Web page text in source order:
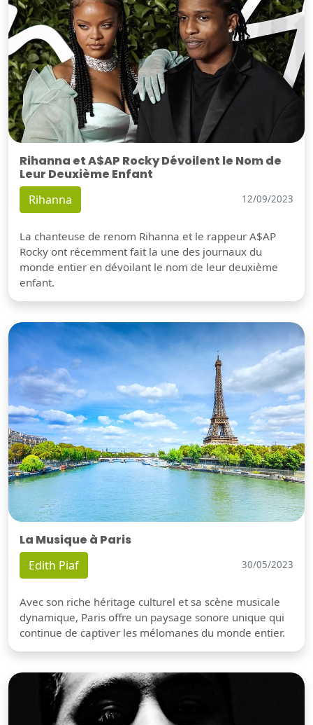
Rihanna et A$AP Rocky Dévoilent le Nom de
Leur Deuxième Enfant
Rihanna 12/09/2023
La chanteuse de renom Rihanna et le rappeur A$AP
Rocky ont récemment fait la une des journaux du
monde entier en dévoilant le nom de leur deuxième
enfant.
La Musique à Paris
Edith Piaf 30/05/2023
Avec son riche héritage culturel et sa scène musicale
dynamique, Paris offre un paysage sonore unique qui
continue de captiver les mélomanes du monde entier.